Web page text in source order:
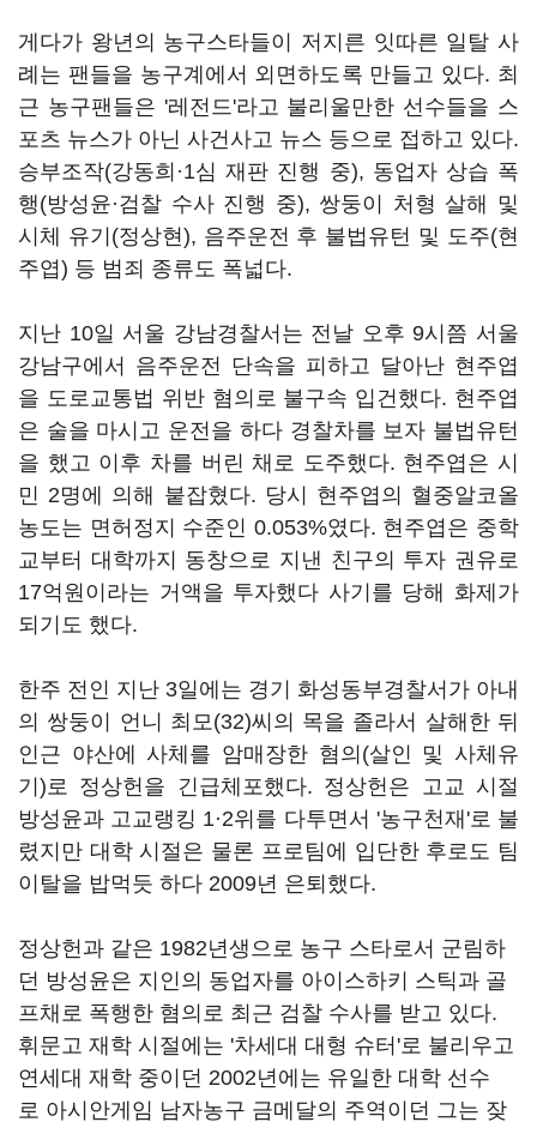
게다가 왕년의 농구스타들이 저지른 잇따른 일탈 사
례는 팬들을 농구계에서 외면하도록 만들고 있다. 최
근 농구팬들은 '레전드'라고 불리울만한 선수들을 스
포츠 뉴스가 아닌 사건사고 뉴스 등으로 접하고 있다.
승부조작(강동희·1심 재판 진행 중), 동업자 상습 폭
행(방성윤·검찰 수사 진행 중), 쌍둥이 처형 살해 및
시체 유기(정상현), 음주운전 후 불법유턴 및 도주(현
주엽) 등 범죄 종류도 폭넓다.
지난 10일 서울 강남경찰서는 전날 오후 9시쯤 서울
강남구에서 음주운전 단속을 피하고 달아난 현주엽
을 도로교통법 위반 혐의로 불구속 입건했다. 현주엽
은 술을 마시고 운전을 하다 경찰차를 보자 불법유턴
을 했고 이후 차를 버린 채로 도주했다. 현주엽은 시
민 2명에 의해 붙잡혔다. 당시 현주엽의 혈중알코올
농도는 면허정지 수준인 0.053%였다. 현주엽은 중학
교부터 대학까지 동창으로 지낸 친구의 투자 권유로
17억원이라는 거액을 투자했다 사기를 당해 화제가
되기도 했다.
한주 전인 지난 3일에는 경기 화성동부경찰서가 아내
의 쌍둥이 언니 최모(32)씨의 목을 졸라서 살해한 뒤
인근 야산에 사체를 암매장한 혐의(살인 및 사체유
기)로 정상헌을 긴급체포했다. 정상헌은 고교 시절
방성윤과 고교랭킹 1·2위를 다투면서 '농구천재'로 불
렸지만 대학 시절은 물론 프로팀에 입단한 후로도 팀
이탈을 밥먹듯 하다 2009년 은퇴했다.
정상헌과 같은 1982년생으로 농구 스타로서 군림하
던 방성윤은 지인의 동업자를 아이스하키 스틱과 골
프채로 폭행한 혐의로 최근 검찰 수사를 받고 있다.
휘문고 재학 시절에는 '차세대 대형 슈터'로 불리우고
연세대 재학 중이던 2002년에는 유일한 대학 선수
로 아시안게임 남자농구 금메달의 주역이던 그는 잦